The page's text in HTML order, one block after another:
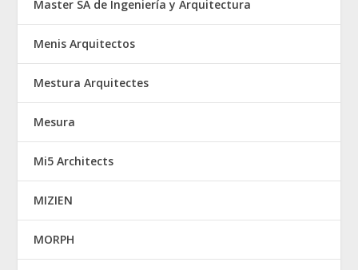
Master SA de Ingeniería y Arquitectura
Menis Arquitectos
Mestura Arquitectes
Mesura
Mi5 Architects
MIZIEN
MORPH